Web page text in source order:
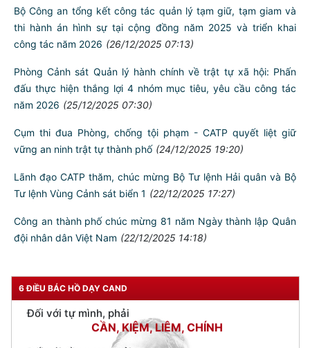
Bộ Công an tổng kết công tác quản lý tạm giữ, tạm giam và
thi hành án hình sự tại cộng đồng năm 2025 và triển khai
công tác năm 2026 (26/12/2025 07:13)
đấu thực hiện thắng lợi 4 nhóm mục tiêu, yêu cầu công tác
năm 2026 (25/12/2025 07:30)
Cụm thi đua Phòng, chống tội phạm - CATP quyết liệt giữ
vững an ninh trật tự thành phố
(24/12/2025 19:20)